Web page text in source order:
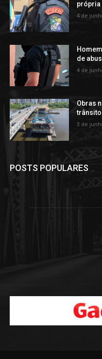
própria
4 de
de
4 de
Obras
3 de
POSTS POPULARES